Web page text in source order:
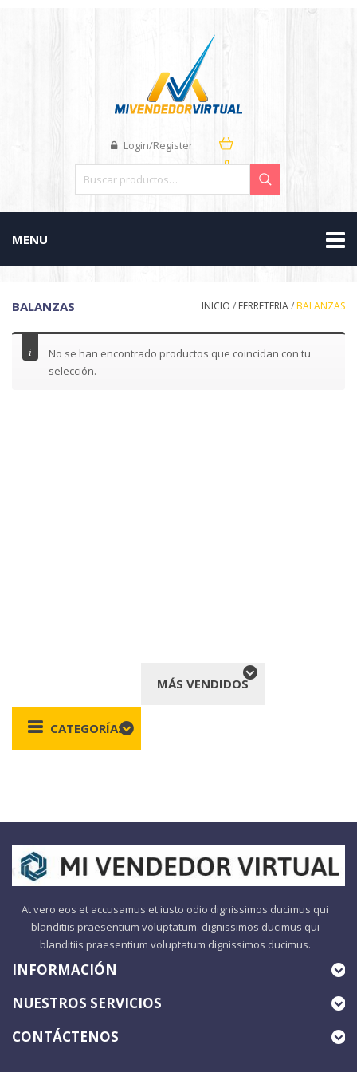
0
Login/Register
MENU
BALANZAS INICIO / FERRETERIA/BALANZAS
No se han encontrado productos que coincidan con tu
selección.
CATEGORÍAS
MÁS VENDIDOS
At vero eos et accusamus et iusto odio dignissimos ducimus qui
blanditiis praesentium voluptatum. dignissimos ducimus qui
blanditiis praesentium voluptatum dignissimos ducimus.
INFORMACIÓN
NUESTROS SERVICIOS
CONTÁCTENOS